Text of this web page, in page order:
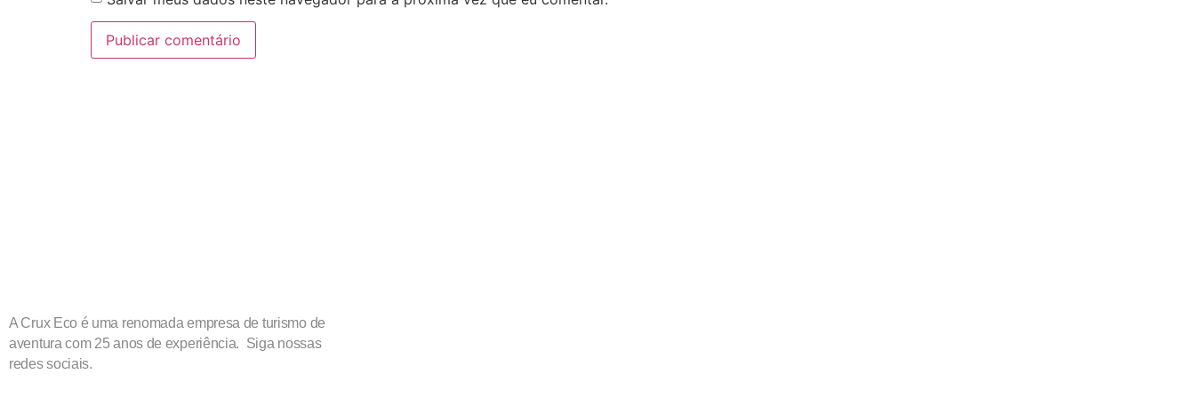
A Crux Eco é uma renomada empresa de turismo de
aventura com 25 anos de experiência. Siga nossas
redes sociais.